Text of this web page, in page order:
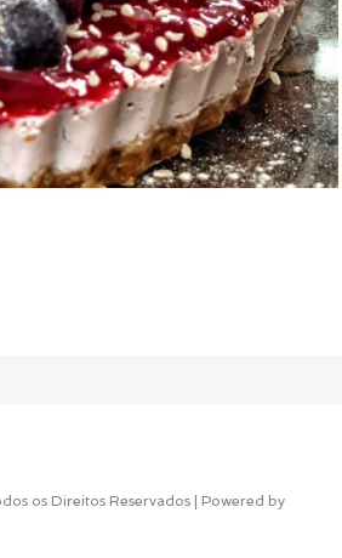
os Direitos Reservados | Powered by